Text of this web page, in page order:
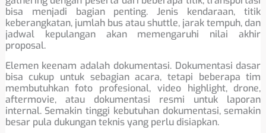
bisa menjadi bagian penting. Jenis kendaraan, titik
keberangkatan, jumlah bus atau shuttle, jarak tempuh, dan
jadwal kepulangan akan memengaruhi nilai akhir
proposal.
Elemen keenam adalah dokumentasi. Dokumentasi dasar
bisa cukup untuk sebagian acara, tetapi beberapa tim
membutuhkan foto profesional, video highlight, drone,
aftermovie, atau dokumentasi resmi untuk laporan
internal. Semakin tinggi kebutuhan dokumentasi, semakin
besar pula dukungan teknis yang perlu disiapkan.